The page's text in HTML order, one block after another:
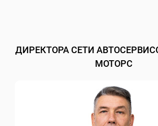
ДИРЕКТОРА СЕТИ
МОТОРС